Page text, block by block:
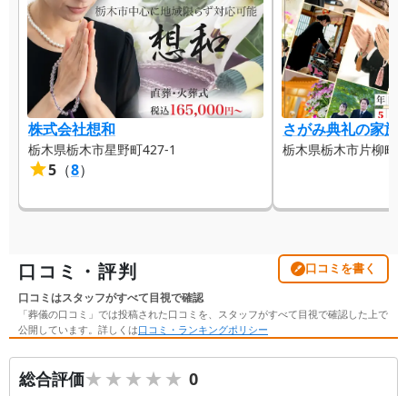
株式会社想和
栃木県栃木市星野町427-1
5 （8）
さがみ典礼の家族
栃木県栃木市片柳町
口コミ・評判 口コミを書く
口コミはスタッフがすべて目視で確認
「葬儀の口コミ」では投稿された口コミを、スタッフがすべて目視で確認した上で
公開しています。詳しくは口コミ・ランキングポリシー
総合評価★★★★★
★★★★★ 0